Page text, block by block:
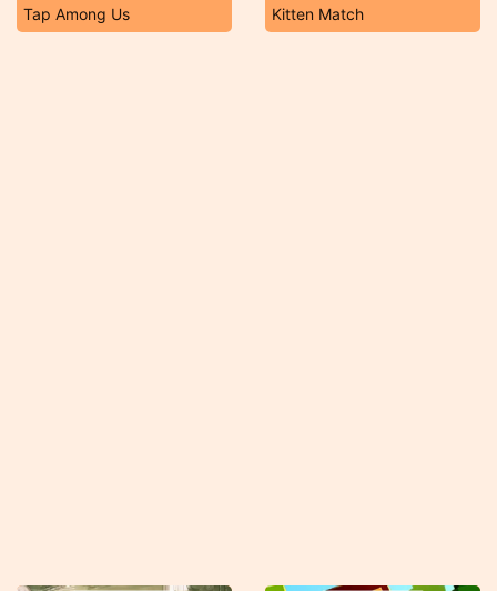
Tap Among Us Kitten Match